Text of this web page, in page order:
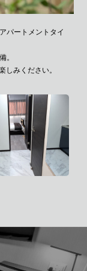
パートメントタイ
。
しみください。